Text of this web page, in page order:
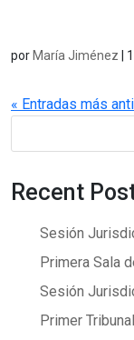
por María Jiménez
« Entradas más
Recent
Sesión
Primera Sala
Sesión
Primer